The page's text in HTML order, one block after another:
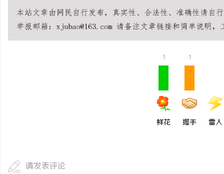
1
鲜花
1
握手 雷人
请发表评论
ai却天天给他免费派单？